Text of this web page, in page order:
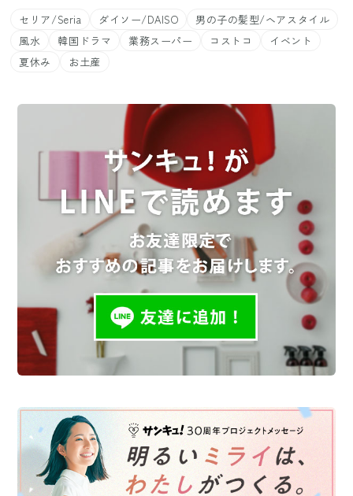
セリア/Seria ダイソー/DAISO
男の子の髪型/ヘアスタイル
風水
韓国ドラマ 業務スーパー コストコ
イベント
夏休み
お土産